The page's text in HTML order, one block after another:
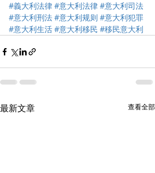
#義大利法律#意大利法律#意大利司法
#意大利刑法#意大利规则 #意大利犯罪
#意大利生活#意大利移民 #移民意大利
最新文章 查看全部